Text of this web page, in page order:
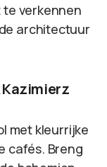
te verkennen
architectuur
Kazimierz
met kleurrijke
cafés. Breng